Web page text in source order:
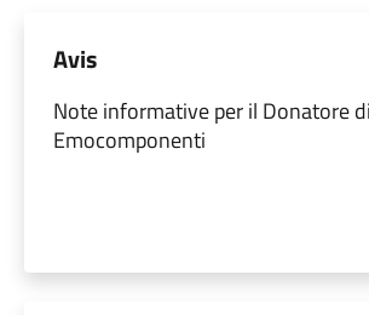
Avis
Note informative per il Donatore
Emocomponenti